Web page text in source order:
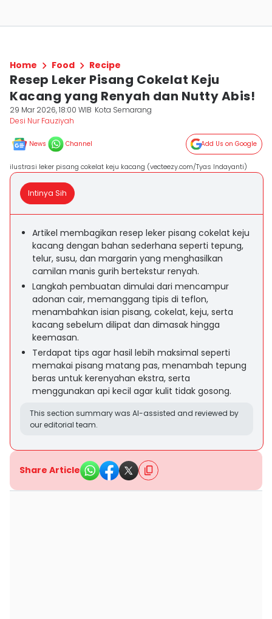
Home Food Recipe
Resep Leker Pisang Cokelat Keju
Kacang yang Renyah dan Nutty Abis!
29 Mar 2026, 18:00 WIB Kota Semarang
Desi Nur Fauziyah
News Channel Add Us on Google
ilustrasi leker pisang cokelat keju kacang (vecteezy.com/Tyas Indayanti)
Intinya Sih
Artikel membagikan resep leker pisang cokelat keju
kacang dengan bahan sederhana seperti tepung,
telur, susu, dan margarin yang menghasilkan
camilan manis gurih bertekstur renyah.
Langkah pembuatan dimulai dari mencampur
adonan cair, memanggang tipis di teflon,
menambahkan isian pisang, cokelat, keju, serta
kacang sebelum dilipat dan dimasak hingga
keemasan.
Terdapat tips agar hasil lebih maksimal seperti
memakai pisang matang pas, menambah tepung
beras untuk kerenyahan ekstra, serta
menggunakan api kecil agar kulit tidak gosong.
This section summary was AI-assisted and reviewed by
our editorial team.
Share Article